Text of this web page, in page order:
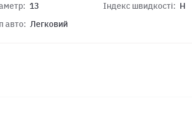
13
авто: Легковий
Індекс швидкості: H